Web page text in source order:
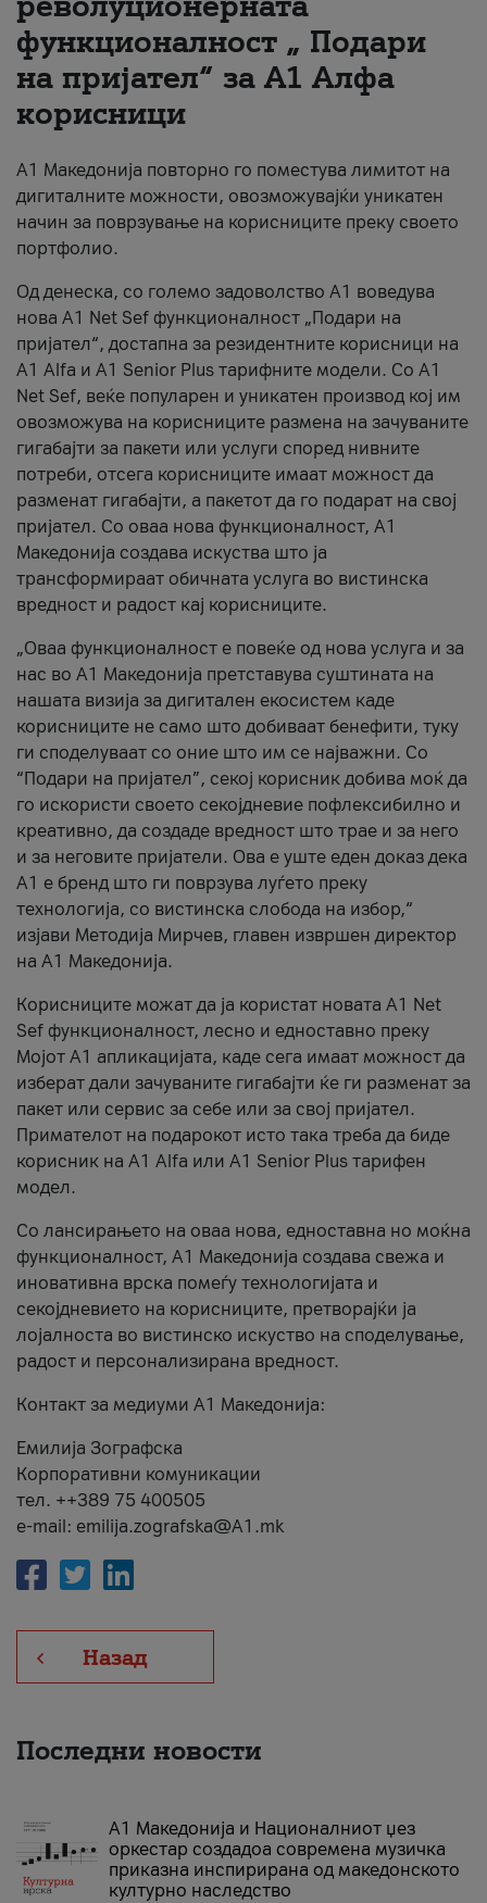
За нас
#ПодобарОнлајн
функционалност „ Подари
на пријател“ за А1 Алфа
корисници
А1 Македонија повторно го поместува лимитот на
дигиталните можности, овозможувајќи уникатен
начин за поврзување на корисниците преку своето
портфолио.
Од денеска, со големо задоволство А1 воведува
нова A1 Net Sef функционалност „Подари на
пријател“, достапна за резидентните корисници на
А1 Alfa и A1 Senior Plus тарифните модели. Со A1
Net Sef, веќе популарен и уникатен производ кој им
овозможува на корисниците размена на зачуваните
гигабајти за пакети или услуги според нивните
потреби, отсега корисниците имаат можност да
разменат гигабајти, а пакетот да го подарат на свој
пријател. Со оваа нова функционалност, А1
Македонија создава искуства што ја
трансформираат обичната услуга во вистинска
вредност и радост кај корисниците.
„Оваа функционалност е повеќе од нова услуга и за
нас во А1 Македонија претставува суштината на
нашата визија за дигитален екосистем каде
корисниците не само што добиваат бенефити, туку
ги споделуваат со оние што им се најважни. Со
“Подари на пријател”, секој корисник добива моќ да
го искористи своето секојдневие пофлексибилно и
креативно, да создаде вредност што трае и за него
и за неговите пријатели. Ова е уште еден доказ дека
А1 е бренд што ги поврзува луѓето преку
технологија, со вистинска слобода на избор,“
изјави Методија Мирчев, главен извршен директор
на А1 Македонија.
Корисниците можат да ја користат новата А1 Net
Sef функционалност, лесно и едноставно преку
Мојот А1 апликацијата, каде сега имаат можност да
изберат дали зачуваните гигабајти ќе ги разменат за
пакет или сервис за себе или за свој пријател.
Примателот на подарокот исто така треба да биде
корисник на А1 Alfa или A1 Senior Plus тарифен
модел.
Со лансирањето на оваа нова, едноставна но моќна
функционалност, А1 Македонија создава свежа и
иновативна врска помеѓу технологијата и
секојдневието на корисниците, претворајќи ја
лојалноста во вистинско искуство на споделување,
радост и персонализирана вредност.
Контакт за медиуми А1 Македонија:
Емилија Зографска
Корпоративни комуникации
тел. ++389 75 400505
e-mail: emilija.zografska@A1.mk
Назад
Последни новости
А1 Македонија и Националниот џез
оркестар создадоа современа музичка
приказна инспирирана од македонското
културно наследство